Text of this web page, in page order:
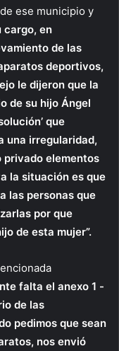
ese municipio y
cargo, en
de las
deportivos,
le dijeron que la
de su hijo Ángel
que
una irregularidad,
privado elementos
la situación es que
las personas que
por que
de esta mujer”.
falta el anexo 1 -
de las
pedimos que sean
nos envió